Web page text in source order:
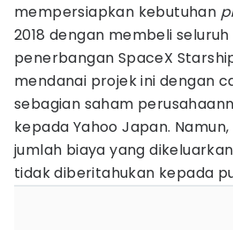
mempersiapkan kebutuhan
2018 dengan membeli
penerbangan SpaceX
mendanai projek ini dengan
sebagian saham
kepada Yahoo Japan.
jumlah biaya yang
tidak diberitahukan kepada